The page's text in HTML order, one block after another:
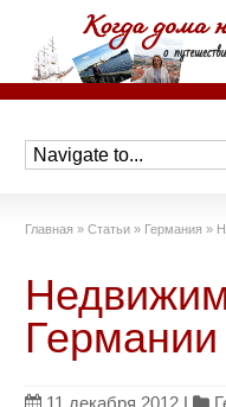
Главная » Статьи » Германия »
Германии
11 декабря 2012 |